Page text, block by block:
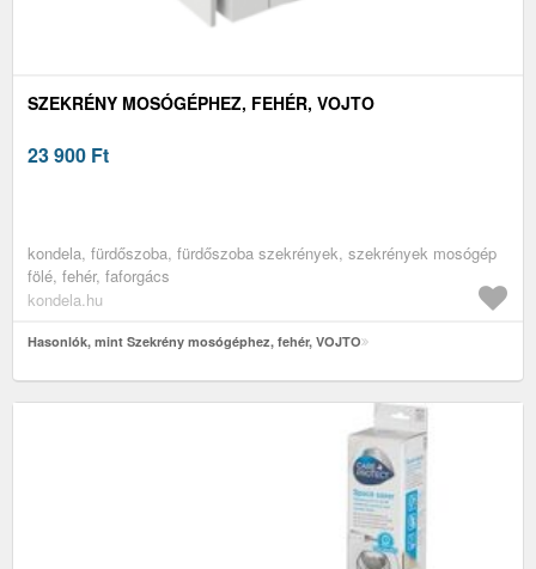
SZEKRÉNY MOSÓGÉPHEZ, FEHÉR, VOJTO
23 900 Ft
kondela, fürdőszoba, fürdőszoba szekrények, szekrények mosógép
fölé, fehér, faforgács
kondela.hu
Hasonlók, mint Szekrény mosógéphez, fehér, VOJTO